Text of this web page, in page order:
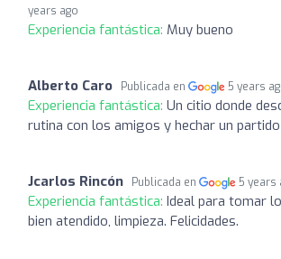
years ago
Experiencia fantástica: Muy bueno
Alberto Caro Publicada en 5 years
Experiencia fantástica: Un citio donde
rutina con los amigos y hechar un
Jcarlos Rincón Publicada en 5 years
Experiencia fantástica: Ideal para tomar
bien atendido, limpieza. Felicidades.